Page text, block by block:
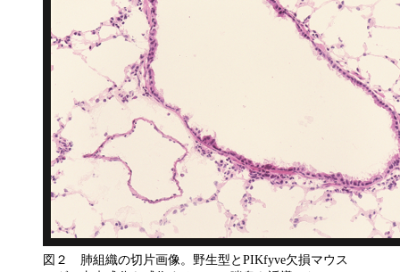
図２ 肺組織の切片画像。野生型とPIKfyve欠損マウス